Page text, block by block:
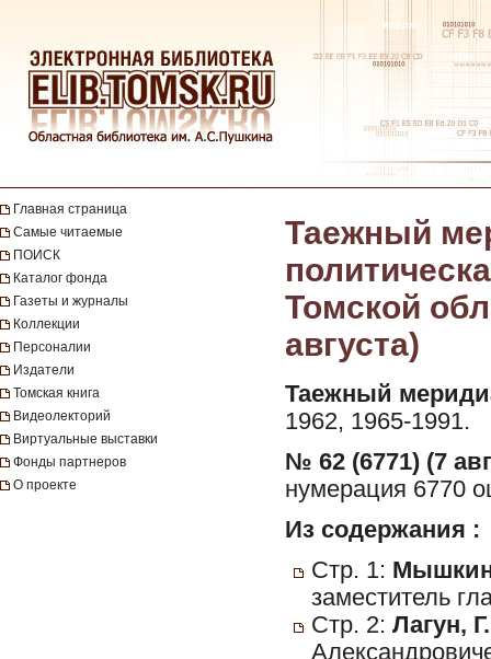
Главная страница
Самые читаемые
ПОИСК
Каталог фонда
Газеты и журналы
Коллекции
Персоналии
Издатели
Томская книга
Видеолекторий
Виртуальные выставки
Фонды партнеров
О проекте
Таежный
Томской
августа)
Таежный
1962, 1965-1991.
№ 62 (6771) (7
нумерация 6770
Из содержания :
Стр. 1:
заместитель
Стр. 2: Лагун, Г.